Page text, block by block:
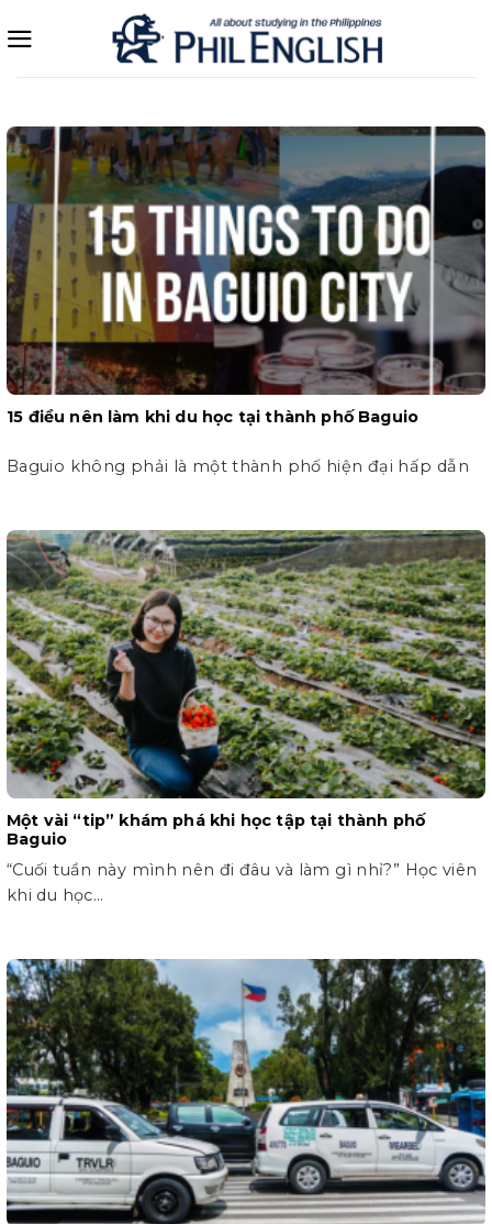
qua
15 điều nên làm khi du học tại thành phố Baguio
Baguio không phải là một thành phố hiện đại hấp dẫn
Một vài “tip” khám phá khi học tập tại thành phố
Baguio
“Cuối tuần này mình nên đi đâu và làm gì nhỉ?” Học viên
khi du học...